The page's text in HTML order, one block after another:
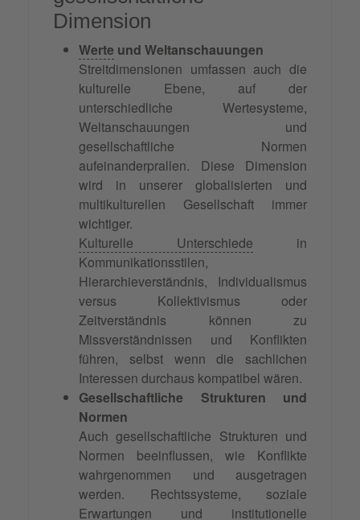
Dimension
Werte und Weltanschauungen
Streitdimensionen umfassen auch die
kulturelle Ebene, auf der
unterschiedliche Wertesysteme,
Weltanschauungen und
gesellschaftliche Normen
aufeinanderprallen. Diese Dimension
wird in unserer globalisierten und
multikulturellen Gesellschaft immer
wichtiger.
Kulturelle Unterschiede in
Kommunikationsstilen,
Hierarchieverständnis, Individualismus
versus Kollektivismus oder
Zeitverständnis können zu
Missverständnissen und Konflikten
führen, selbst wenn die sachlichen
Interessen durchaus kompatibel wären.
Gesellschaftliche Strukturen und
Normen
Auch gesellschaftliche Strukturen und
Normen beeinflussen, wie Konflikte
wahrgenommen und ausgetragen
werden. Rechtssysteme, soziale
Erwartungen und institutionelle